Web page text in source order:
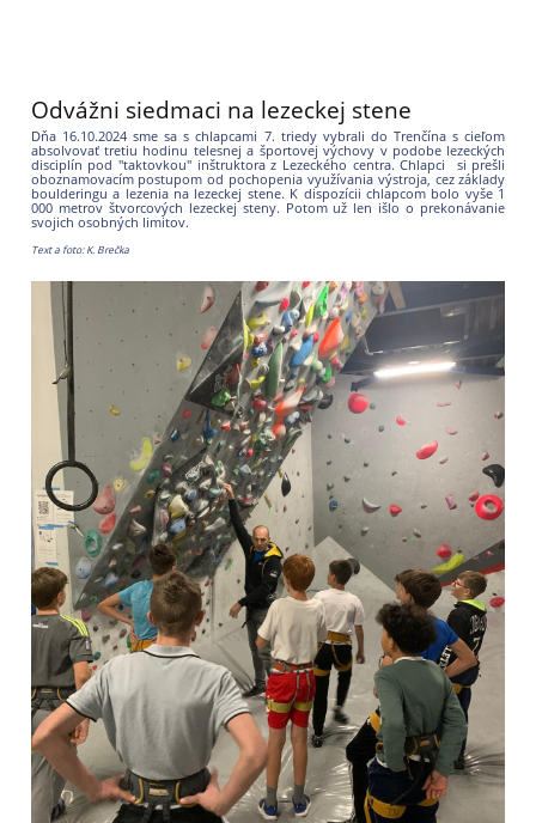
Odvážni siedmaci na lezeckej stene
Dňa 16.10.2024 sme sa s chlapcami 7. triedy vybrali do Trenčína s cieľom
absolvovať tretiu hodinu telesnej a športovej výchovy v podobe lezeckých
disciplín pod "taktovkou" inštruktora z Lezeckého centra. Chlapci si prešli
oboznamovacím postupom od pochopenia využívania výstroja, cez základy
boulderingu a lezenia na lezeckej stene. K dispozícii chlapcom bolo vyše 1
000 metrov štvorcových lezeckej steny. Potom už len išlo o prekonávanie
svojich osobných limitov.
Text a foto: K. Brečka